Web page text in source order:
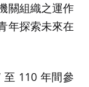
關組織之運作
年探索未來在
110 年間參